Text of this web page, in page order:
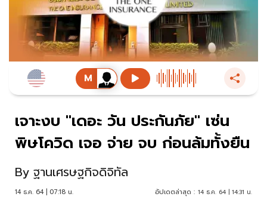
เจาะงบ "เดอะ วัน ประกันภัย" เซ่น
พิษโควิด เจอ จ่าย จบ ก่อนล้มทั้งยืน
By ฐานเศรษฐกิจดิจิทัล
14 ธ.ค. 64 | 07:18 น. อัปเดตล่าสุด : 14 ธ.ค. 64 | 14:31 น.